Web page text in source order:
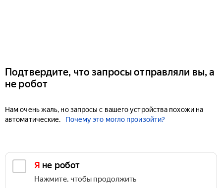
Подтвердите, что запросы отправляли вы, а
не робот
Нам очень жаль, но запросы с вашего устройства похожи на
автоматические.
Почему это могло произойти?
Я не робот
Нажмите, чтобы продолжить